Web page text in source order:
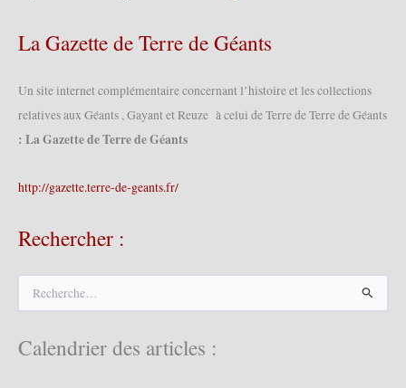
La Gazette de Terre de Géants
Un site internet complémentaire concernant l’histoire et les collections
relatives aux Géants , Gayant et Reuze à celui de Terre de Terre de Géants
: La Gazette de Terre de Géants
http://gazette.terre-de-geants.fr/
Rechercher :
e
Calendrier des articles :